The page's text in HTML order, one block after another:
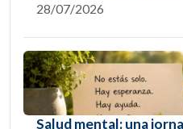
28/07/2026
Salud mental: una